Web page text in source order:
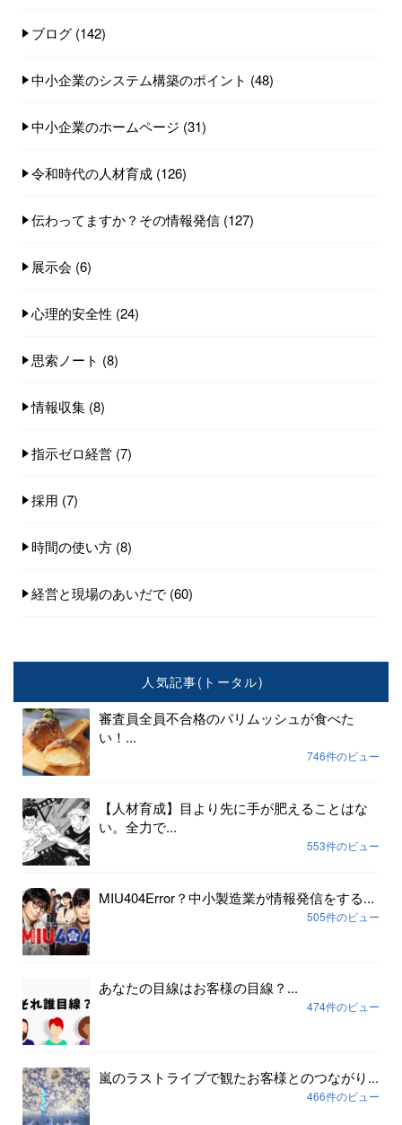
ブログ (142)
中小企業のシステム構築のポイント (48)
中小企業のホームページ (31)
令和時代の人材育成 (126)
伝わってますか？その情報発信 (127)
展示会 (6)
心理的安全性 (24)
思索ノート (8)
情報収集 (8)
指示ゼロ経営 (7)
採用 (7)
時間の使い方 (8)
経営と現場のあいだで (60)
人気記事(トータル)
審査員全員不合格のパリムッシュが食べた
い！...
746件のビュー
【人材育成】目より先に手が肥えることはな
い。全力で...
553件のビュー
MIU404Error？中小製造業が情報発信をする...
505件のビュー
あなたの目線はお客様の目線？...
474件のビュー
嵐のラストライブで観たお客様とのつながり...
466件のビュー